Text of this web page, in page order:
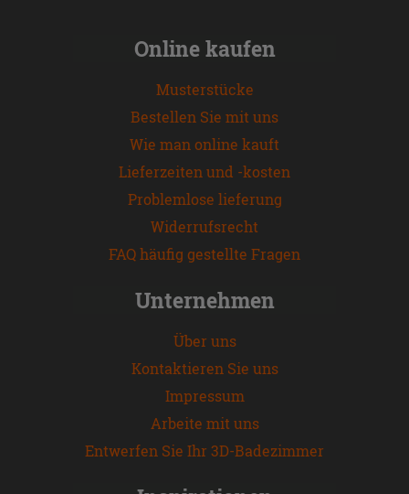
Online kaufen
Musterstücke
Bestellen Sie mit uns
Wie man online kauft
Lieferzeiten und -kosten
Problemlose lieferung
Widerrufsrecht
FAQ häufig gestellte Fragen
Unternehmen
Über uns
Kontaktieren Sie uns
Impressum
Arbeite mit uns
Entwerfen Sie Ihr 3D-Badezimmer